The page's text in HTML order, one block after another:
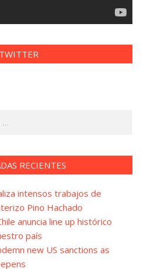
TWITTER
RECIENTES
intensos trabajos de
Pino Hachado
anuncia line up histórico
país
new US sanctions as